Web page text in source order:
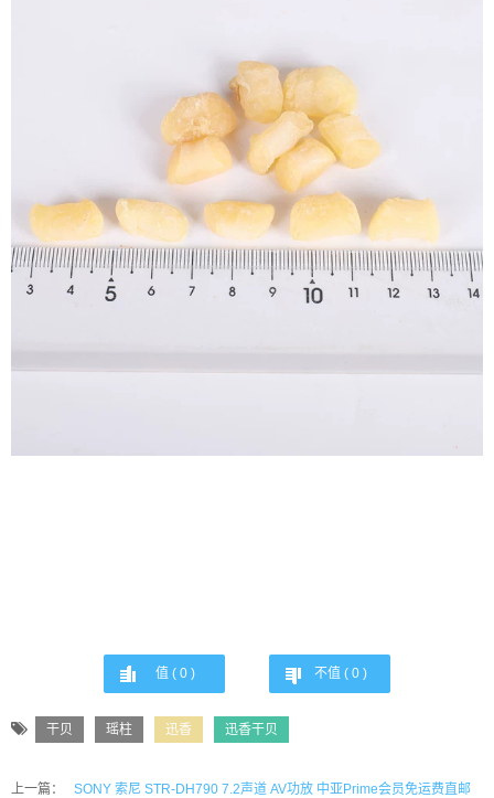
值 ( 0 ) 不值 ( 0 )
干贝 瑶柱 迅香 迅香干贝
上一篇：
SONY 索尼 STR-DH790 7.2声道 AV功放 中亚Prime会员免运费直邮